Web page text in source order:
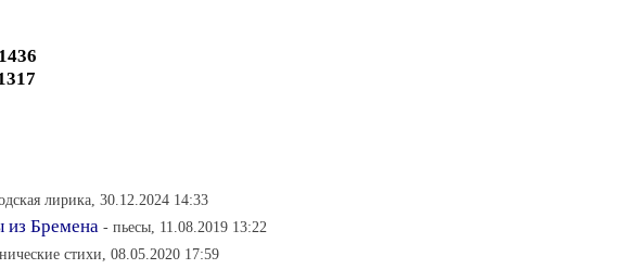
1436
лирика, 30.12.2024 14:33
из Бремена - пьесы, 11.08.2019 13:22
стихи, 08.05.2020 17:59